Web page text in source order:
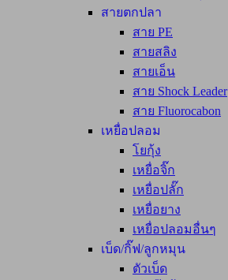
สายตกปลา
สาย PE
สายสลิง
สายเอ็น
สาย Shock Leader
สาย Fluorocabon
เหยื่อปลอม
โยกุ้ง
เหยื่อจิ๊ก
เหยื่อปลั๊ก
เหยื่อยาง
เหยื่อปลอมอื่นๆ
เบ็ด/กิ๊ฟ/ลูกหมุน
ตัวเบ็ด